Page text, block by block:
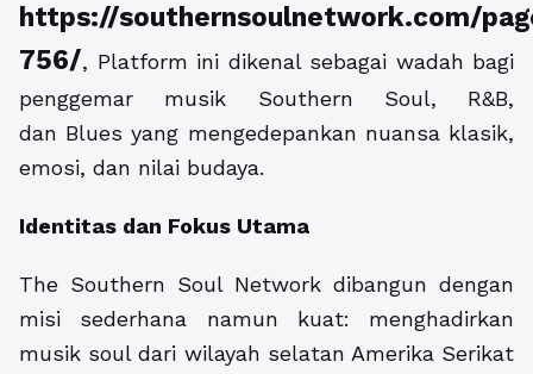
https://southernsoulnetwork.com/
756/, Platform ini dikenal sebagai wadah bagi
penggemar musik Southern Soul, R&B,
dan Blues yang mengedepankan nuansa klasik,
emosi, dan nilai budaya.
Identitas dan Fokus Utama
The Southern Soul Network dibangun dengan
misi sederhana namun kuat: menghadirkan
musik soul dari wilayah selatan Amerika Serikat